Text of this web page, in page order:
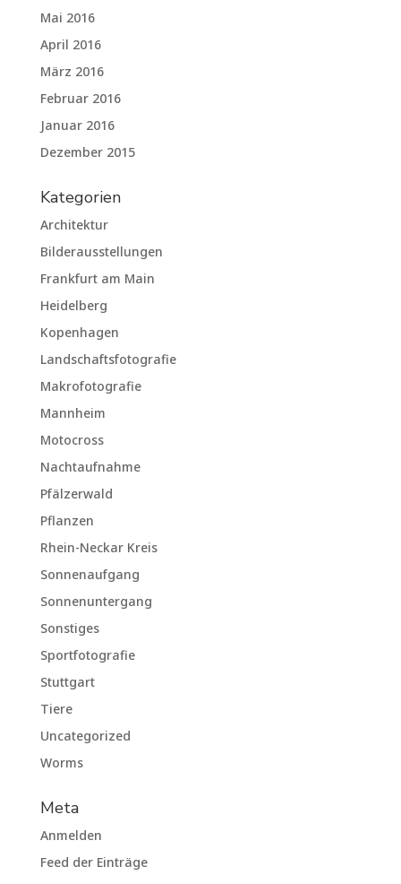
Mai 2016
April 2016
März 2016
Februar 2016
Januar 2016
Dezember 2015
Kategorien
Architektur
Bilderausstellungen
Frankfurt am Main
Heidelberg
Kopenhagen
Landschaftsfotografie
Makrofotografie
Mannheim
Motocross
Nachtaufnahme
Pfälzerwald
Pflanzen
Rhein-Neckar Kreis
Sonnenaufgang
Sonnenuntergang
Sonstiges
Sportfotografie
Stuttgart
Tiere
Uncategorized
Worms
Meta
Anmelden
Feed der Einträge